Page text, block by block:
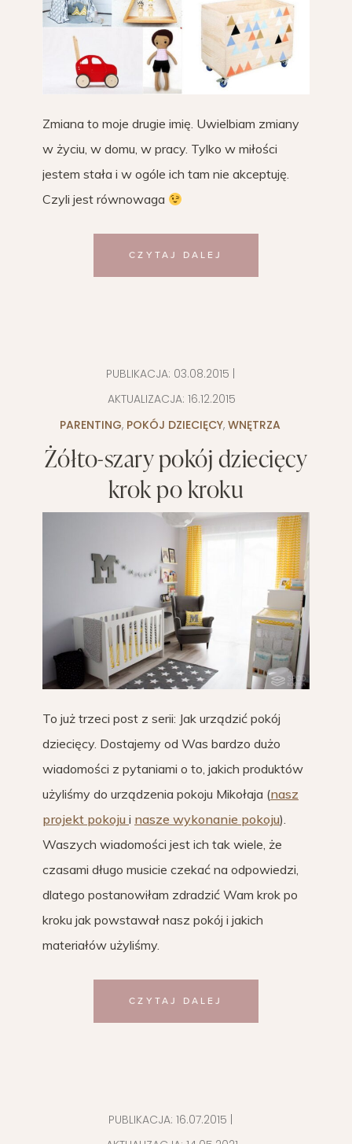
Zmiana to moje drugie imię. Uwielbiam zmiany
w życiu, w domu, w pracy. Tylko w miłości
jestem stała i w ogóle ich tam nie akceptuję.
Czyli jest równowaga
CZYTAJ DALEJ
PUBLIKACJA: 03.08.2015
AKTUALIZACJA: 16.12.2015
PARENTING, POKÓJ DZIECIĘCY, WNĘTRZA
Żółto-szary pokój dziecięcy
krok po kroku
To już trzeci post z serii: Jak urządzić pokój
dziecięcy. Dostajemy od Was bardzo dużo
wiadomości z pytaniami o to, jakich produktów
użyliśmy do urządzenia pokoju Mikołaja (nasz
projekt pokoju i nasze wykonanie pokoju).
Waszych wiadomości jest ich tak wiele, że
czasami długo musicie czekać na odpowiedzi,
dlatego postanowiłam zdradzić Wam krok po
kroku jak powstawał nasz pokój i jakich
materiałów użyliśmy.
CZYTAJ DALEJ
PUBLIKACJA: 16.07.2015 |